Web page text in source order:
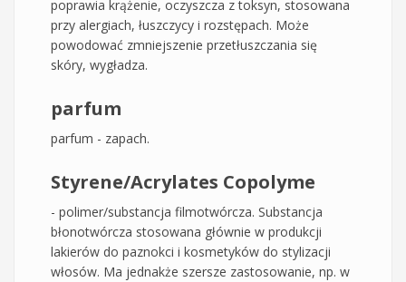
poprawia krążenie, oczyszcza z toksyn, stosowana
przy alergiach, łuszczycy i rozstępach. Może
powodować zmniejszenie przetłuszczania się
skóry, wygładza.
parfum
parfum - zapach.
Styrene/Acrylates Copolyme
- polimer/substancja filmotwórcza. Substancja
błonotwórcza stosowana głównie w produkcji
lakierów do paznokci i kosmetyków do stylizacji
włosów. Ma jednakże szersze zastosowanie, np. w